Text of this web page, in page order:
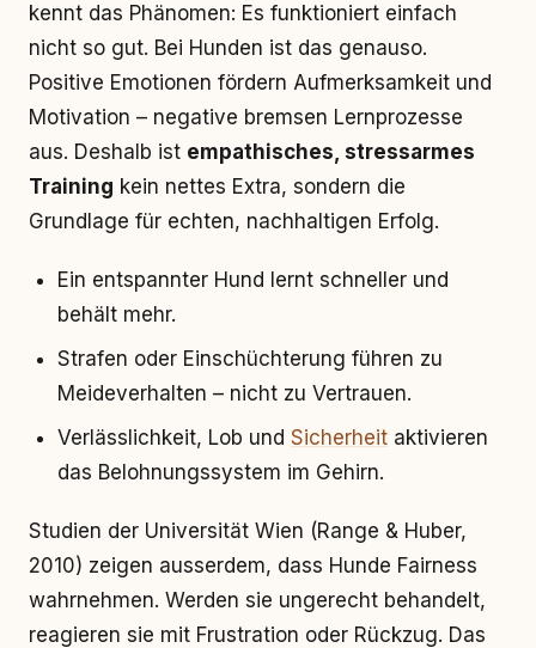
kennt das Phänomen: Es funktioniert einfach
nicht so gut. Bei Hunden ist das genauso.
Positive Emotionen fördern Aufmerksamkeit und
Motivation – negative bremsen Lernprozesse
aus. Deshalb ist empathisches, stressarmes
Training kein nettes Extra, sondern die
Grundlage für echten, nachhaltigen Erfolg.
Ein entspannter Hund lernt schneller und
behält mehr.
Strafen oder Einschüchterung führen zu
Meideverhalten – nicht zu Vertrauen.
Verlässlichkeit, Lob und Sicherheit aktivieren
das Belohnungssystem im Gehirn.
Studien der Universität Wien (Range & Huber,
2010) zeigen ausserdem, dass Hunde Fairness
wahrnehmen. Werden sie ungerecht behandelt,
reagieren sie mit Frustration oder Rückzug. Das